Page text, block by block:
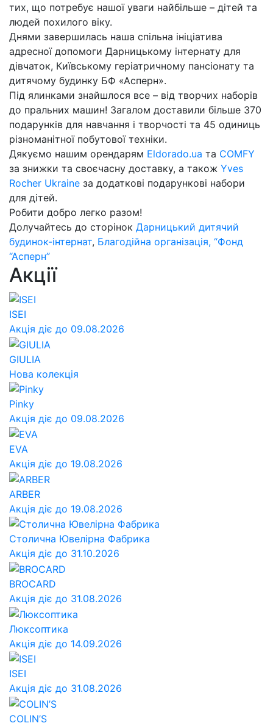
тих, що потребує нашої уваги найбільше – дітей та
людей похилого віку.
Днями завершилась наша спільна ініціатива
адресної допомоги Дарницькому інтернату для
дівчаток, Київському геріатричному пансіонату та
дитячому будинку БФ «Асперн».
Під ялинками знайшлося все – від творчих наборів
до пральних машин! Загалом доставили більше 370
подарунків для навчання і творчості та 45 одиниць
різноманітної побутової техніки.
Дякуємо нашим орендарям Eldorado.ua та COMFY
за знижки та своєчасну доставку, а також Yves
Rocher Ukraine за додаткові подарункові набори
для дітей.
Робити добро легко разом!
Долучайтесь до сторінок Дарницький дитячий
будинок-інтернат, Благодійна організація, “Фонд
“Асперн”
Акції
ISEI
Акція діє до 09.08.2026
GIULIA
Нова колекція
Pinky
Акція діє до 09.08.2026
EVA
Акція діє до 19.08.2026
ARBER
Акція діє до 19.08.2026
Столична Ювелірна Фабрика
Акція діє до 31.10.2026
BROCARD
Акція діє до 31.08.2026
Люксоптика
Акція діє до 14.09.2026
ISEI
Акція діє до 31.08.2026
COLIN’S